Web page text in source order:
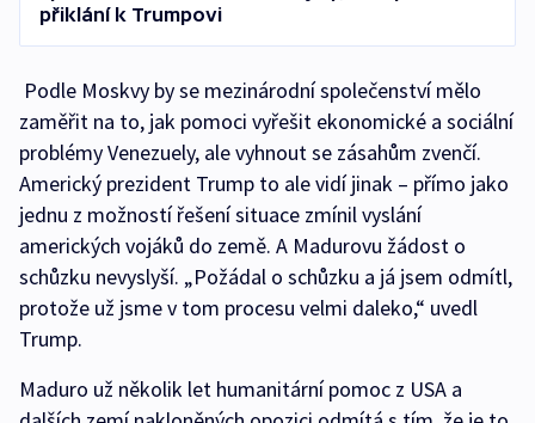
přiklání k Trumpovi
Podle Moskvy by se mezinárodní společenství mělo
zaměřit na to, jak pomoci vyřešit ekonomické a sociální
problémy Venezuely, ale vyhnout se zásahům zvenčí.
Americký prezident Trump to ale vidí jinak – přímo jako
jednu z možností řešení situace zmínil vyslání
amerických vojáků do země. A Madurovu žádost o
schůzku nevyslyší. „Požádal o schůzku a já jsem odmítl,
protože už jsme v tom procesu velmi daleko,“ uvedl
Trump.
Maduro už několik let humanitární pomoc z USA a